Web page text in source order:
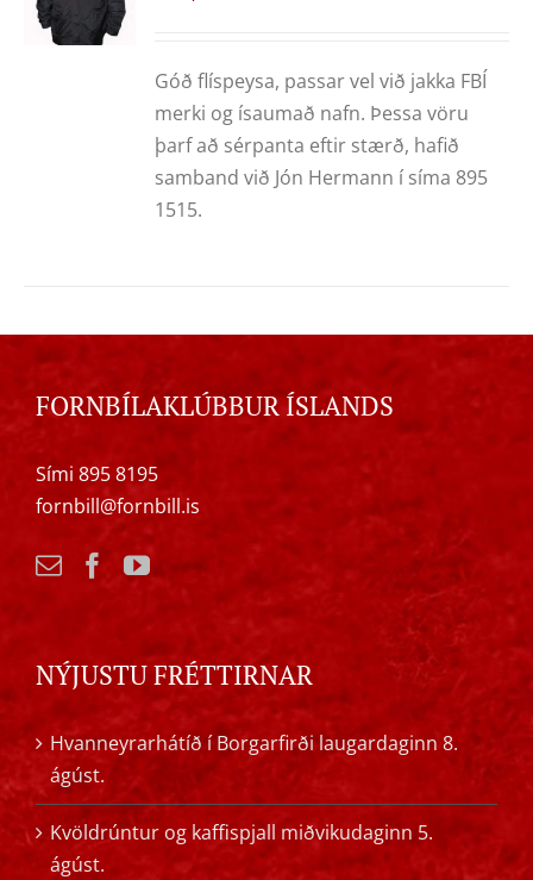
Góð flíspeysa, passar vel við jakka FBÍ
merki og ísaumað nafn. Þessa vöru
þarf að sérpanta eftir stærð, hafið
samband við Jón Hermann í síma 895
1515.
FORNBÍLAKLÚBBUR ÍSLANDS
Sími 895 8195
fornbill@fornbill.is
NÝJUSTU FRÉTTIRNAR
Hvanneyrarhátíð í Borgarfirði laugardaginn 8.
ágúst.
Kvöldrúntur og kaffispjall miðvikudaginn 5.
ágúst.